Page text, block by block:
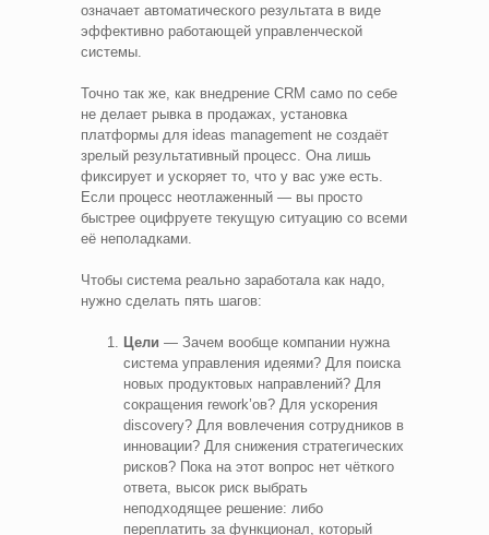
означает автоматического результата в виде
эффективно работающей управленческой
системы.
Точно так же, как внедрение CRM само по себе
не делает рывка в продажах, установка
платформы для ideas management не создаёт
зрелый результативный процесс. Она лишь
фиксирует и ускоряет то, что у вас уже есть.
Если процесс неотлаженный — вы просто
быстрее оцифруете текущую ситуацию со всеми
её неполадками.
Чтобы система реально заработала как надо,
нужно сделать пять шагов:
Цели — Зачем вообще компании нужна
система управления идеями? Для поиска
новых продуктовых направлений? Для
сокращения rework’ов? Для ускорения
discovery? Для вовлечения сотрудников в
инновации? Для снижения стратегических
рисков? Пока на этот вопрос нет чёткого
ответа, высок риск выбрать
неподходящее решение: либо
переплатить за функционал, который